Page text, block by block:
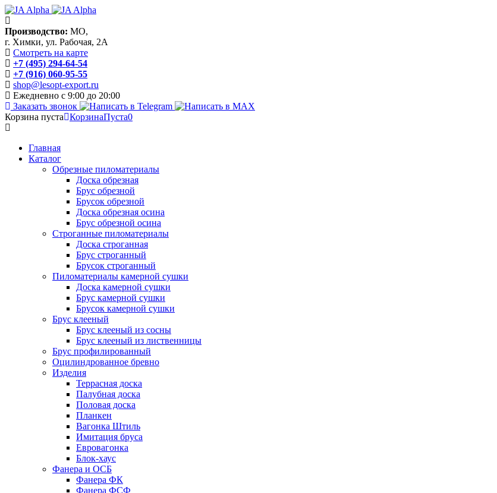
Производство: МО,
г. Химки, ул. Рабочая, 2А
Смотреть на карте
+7 (495) 294-64-54
+7 (916) 060-95-55
shop@lesopt-export.ru
Ежедневно с 9:00 до 20:00
Заказать звонок
Корзина пуста
КорзинаПуста0
Главная
Каталог
Обрезные пиломатериалы
Доска обрезная
Брус обрезной
Брусок обрезной
Доска обрезная осина
Брус обрезной осина
Строганные пиломатериалы
Доска строганная
Брус строганный
Брусок строганный
Пиломатериалы камерной сушки
Доска камерной сушки
Брус камерной сушки
Брусок камерной сушки
Брус клееный
Брус клееный из сосны
Брус клееный из лиственницы
Брус профилированный
Оцилиндрованное бревно
Изделия
Террасная доска
Палубная доска
Половая доска
Планкен
Вагонка Штиль
Имитация бруса
Евровагонка
Блок-хаус
Фанера и ОСБ
Фанера ФК
Фанера ФСФ